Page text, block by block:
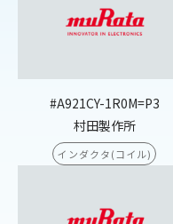
#A921CY-1R0M=P3
村田製作所
インダクタ(コイル)